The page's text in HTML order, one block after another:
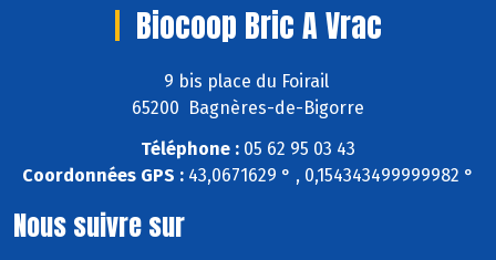
Biocoop Bric A Vrac
9 bis place du Foirail
65200 Bagnères-de-Bigorre
Téléphone : 05 62 95 03 43
Coordonnées GPS : 43,0671629 ° , 0,154343499999982 °
Nous suivre sur